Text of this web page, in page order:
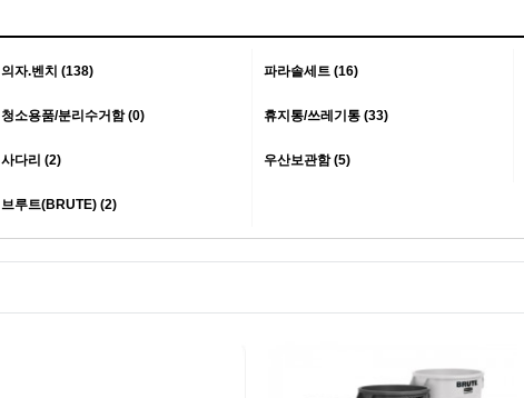
의자.벤치 (138) 파라솔세트 (16)
청소용품/분리수거함 (0) 휴지통/쓰레기통 (33)
사다리 (2) 우산보관함 (5)
브루트(BRUTE) (2)